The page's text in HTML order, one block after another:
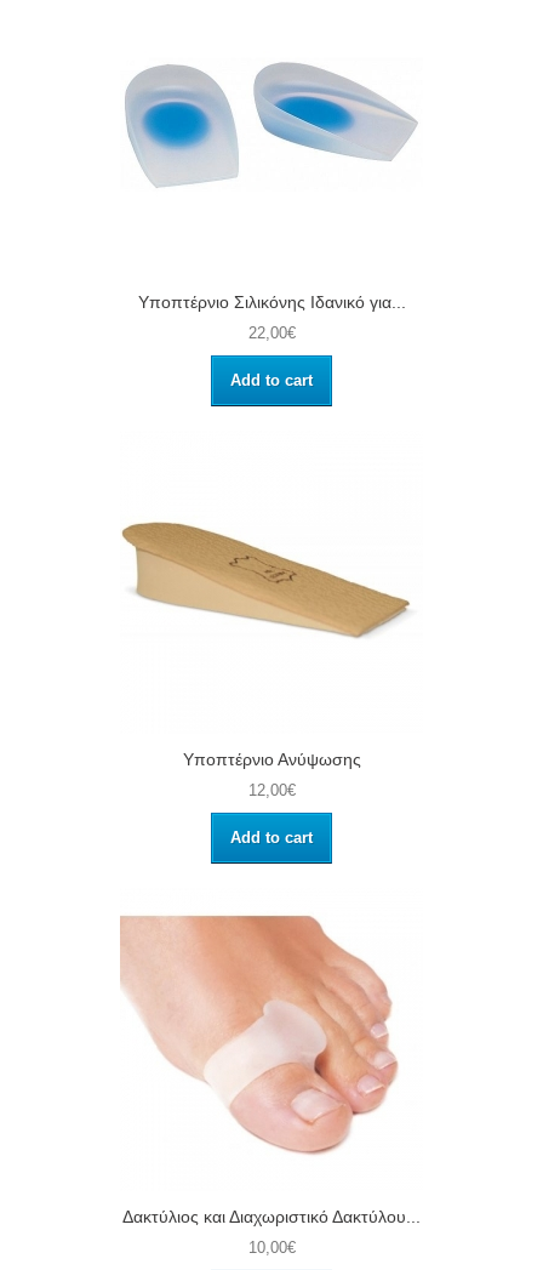
Υποπτέρνιo Σιλικόνης Ιδανικό για...
22,00€
Add to cart
Υποπτέρνιο Ανύψωσης
12,00€
Add to cart
Δακτύλιος και Διαχωριστικό Δακτύλου...
10,00€